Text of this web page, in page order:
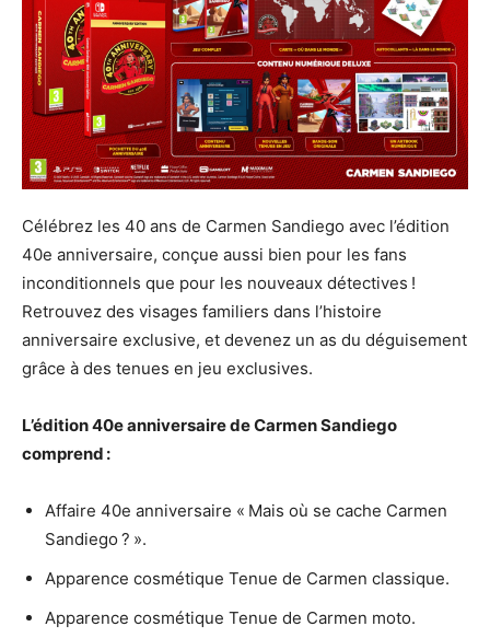
Célébrez les 40 ans de Carmen Sandiego avec l’édition
40e anniversaire, conçue aussi bien pour les fans
inconditionnels que pour les nouveaux détectives !
Retrouvez des visages familiers dans l’histoire
anniversaire exclusive, et devenez un as du déguisement
grâce à des tenues en jeu exclusives.
L’édition 40e anniversaire de Carmen Sandiego
comprend :
Affaire 40e anniversaire « Mais où se cache Carmen
Sandiego ? ».
Apparence cosmétique Tenue de Carmen classique.
Apparence cosmétique Tenue de Carmen moto.